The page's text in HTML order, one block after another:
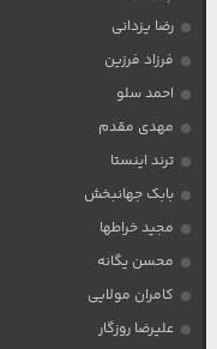
رضا یزدانی
فرزاد فرزین
احمد سلو
مهدی مقدم
ترند اینستا
بابک جهانبخش
مجید خراطها
محسن یگانه
کامران مولایی
علیرضا روزگار